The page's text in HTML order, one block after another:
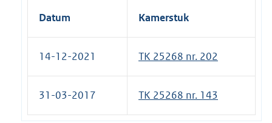
Datum Kamerstuk
14-12-2021 TK 25268 nr. 202
31-03-2017 TK 25268 nr. 143